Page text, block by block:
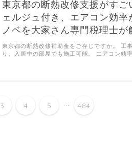
東京都の断熱改修支援がすご
ェルジュ付き、エアコン効率
ノベを大家さん専門税理士が
東京都の断熱改修補助金をご存じですか。 工
り、入居中の部屋でも施工可能。 エアコン効
3 4 5 ... 484